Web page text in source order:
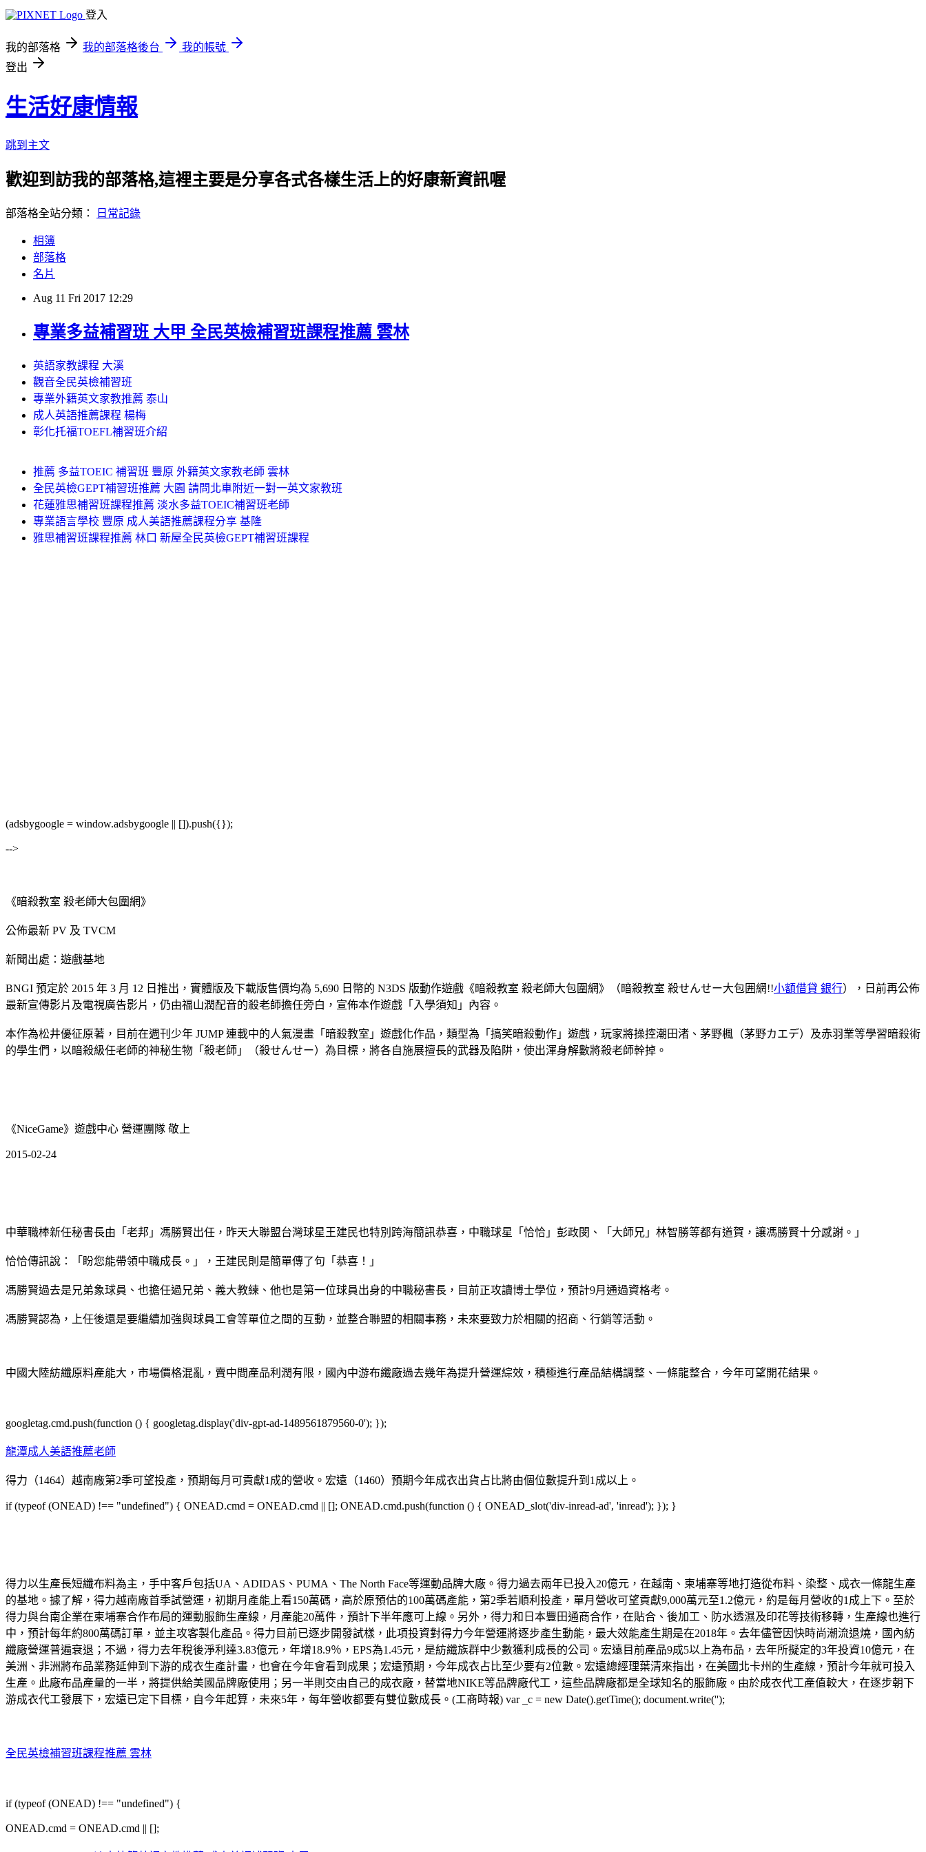
登入
我的部落格 我的部落格後台
我的帳號
登出
生活好康情報
跳到主文
歡迎到訪我的部落格,這裡主要是分享各式各樣生活上的好康新資訊喔
部落格全站分類： 日常記錄
相簿
部落格
名片
Aug 11 Fri 2017 12:29
專業多益補習班 大甲 全民英檢補習班課程推薦 雲林
英語家教課程 大溪
觀音全民英檢補習班
專業外籍英文家教推薦 泰山
成人英語推薦課程 楊梅
彰化托福TOEFL補習班介紹
推薦 多益TOEIC 補習班 豐原 外籍英文家教老師 雲林
全民英檢GEPT補習班推薦 大園 請問北車附近一對一英文家教班
花蓮雅思補習班課程推薦 淡水多益TOEIC補習班老師
專業語言學校 豐原 成人美語推薦課程分享 基隆
雅思補習班課程推薦 林口 新屋全民英檢GEPT補習班課程
(adsbygoogle = window.adsbygoogle || []).push({});
-->
《暗殺教室 殺老師大包圍網》
公佈最新 PV 及 TVCM
新聞出處：遊戲基地
BNGI 預定於 2015 年 3 月 12 日推出，實體版及下載版售價均為 5,690 日幣的 N3DS 版動作遊戲《暗殺教室 殺老師大包圍網》（暗殺教室 殺せんせー大包囲網!!小額借貸 銀行），日前再公佈
最新宣傳影片及電視廣告影片，仍由福山潤配音的殺老師擔任旁白，宣佈本作遊戲「入學須知」內容。
本作為松井優征原著，目前在週刊少年 JUMP 連載中的人氣漫畫「暗殺教室」遊戲化作品，類型為「搞笑暗殺動作」遊戲，玩家將操控潮田渚、茅野楓（茅野カエデ）及赤羽業等學習暗殺術
的學生們，以暗殺級任老師的神秘生物「殺老師」（殺せんせー）為目標，將各自施展擅長的武器及陷阱，使出渾身解數將殺老師幹掉。
《NiceGame》遊戲中心 營運團隊 敬上
2015-02-24
中華職棒新任秘書長由「老邦」馮勝賢出任，昨天大聯盟台灣球星王建民也特別跨海簡訊恭喜，中職球星「恰恰」彭政閔、「大師兄」林智勝等都有道賀，讓馮勝賢十分感謝。」
恰恰傳訊說：「盼您能帶領中職成長。」，王建民則是簡單傳了句「恭喜！」
馮勝賢過去是兄弟象球員、也擔任過兄弟、義大教練、他也是第一位球員出身的中職秘書長，目前正攻讀博士學位，預計9月通過資格考。
馮勝賢認為，上任後還是要繼續加強與球員工會等單位之間的互動，並整合聯盟的相關事務，未來要致力於相關的招商、行銷等活動。
中國大陸紡纖原料產能大，市場價格混亂，賣中間產品利潤有限，國內中游布纖廠過去幾年為提升營運綜效，積極進行產品結構調整、一條龍整合，今年可望開花結果。
googletag.cmd.push(function () { googletag.display('div-gpt-ad-1489561879560-0'); });
龍潭成人美語推薦老師
得力（1464）越南廠第2季可望投產，預期每月可貢獻1成的營收。宏遠（1460）預期今年成衣出貨占比將由個位數提升到1成以上。
if (typeof (ONEAD) !== "undefined") { ONEAD.cmd = ONEAD.cmd || []; ONEAD.cmd.push(function () { ONEAD_slot('div-inread-ad', 'inread'); }); }
得力以生產長短纖布料為主，手中客戶包括UA、ADIDAS、PUMA、The North Face等運動品牌大廠。得力過去兩年已投入20億元，在越南、柬埔寨等地打造從布料、染整、成衣一條龍生產
的基地。據了解，得力越南廠首季試營運，初期月產能上看150萬碼，高於原預估的100萬碼產能，第2季若順利投產，單月營收可望貢獻9,000萬元至1.2億元，約是每月營收的1成上下。至於
得力與台南企業在柬埔寨合作布局的運動服飾生產線，月產能20萬件，預計下半年應可上線。另外，得力和日本豐田通商合作，在貼合、後加工、防水透濕及印花等技術移轉，生產線也進行
中，預計每年約800萬碼訂單，並主攻客製化產品。得力目前已逐步開發試樣，此項投資對得力今年營運將逐步產生動能，最大效能產生期是在2018年。去年儘管因快時尚潮流退燒，國內紡
纖廠營運普遍衰退；不過，得力去年稅後淨利達3.83億元，年增18.9％，EPS為1.45元，是紡纖族群中少數獲利成長的公司。宏遠目前產品9成5以上為布品，去年所擬定的3年投資10億元，在
美洲、非洲將布品業務延伸到下游的成衣生產計畫，也會在今年會看到成果；宏遠預期，今年成衣占比至少要有2位數。宏遠總經理葉清來指出，在美國北卡州的生產線，預計今年就可投入
生產。此廠布品產量的一半，將提供給美國品牌廠使用；另一半則交由自己的成衣廠，替當地NIKE等品牌廠代工，這些品牌廠都是全球知名的服飾廠。由於成衣代工產值較大，在逐步朝下
游成衣代工發展下，宏遠已定下目標，自今年起算，未來5年，每年營收都要有雙位數成長。(工商時報) var _c = new Date().getTime(); document.write('');
全民英檢補習班課程推薦 雲林
if (typeof (ONEAD) !== "undefined") {
ONEAD.cmd = ONEAD.cmd || [];